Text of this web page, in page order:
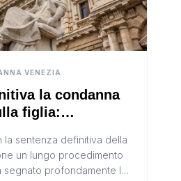
VENEZIA
la condanna
figlia:
la sentenza definitiva della
un lungo procedimento
segnato profondamente la